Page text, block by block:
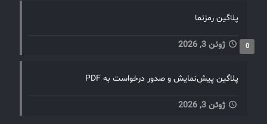
پلاگین رمزنما
ژوئن 3, 2026 0
پلاگین پیش‌نمایش و صدور درخواست به PDF
ژوئن 3, 2026